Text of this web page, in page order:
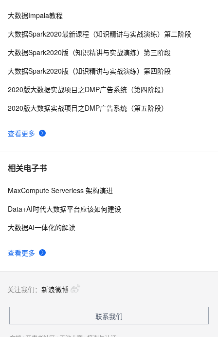
8 大数据和5G：这个交叉路口指向何方？
在减少
10阿里云大数据ACP认证指的是什么？阿里云大数据ACP认
查看更多
大数据Impala教程
大数据Spark2020最新课程（知识精讲与实战演练）第二阶段
大数据Spark2020版（知识精讲与实战演练）第三阶段
大数据Spark2020版（知识精讲与实战演练）第四阶段
2020版大数据实战项目之DMP广告系统（第四阶段）
2020版大数据实战项目之DMP广告系统（第五阶段）
相关电子书
查看更多
MaxCompute Serverless 架构演进
Data+AI时代大数据平台应该如何建设
大数据AI一体化的解读
关注我们： 新浪微博
联系我们